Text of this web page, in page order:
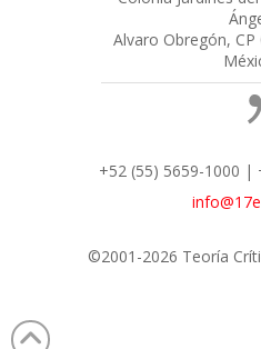
Alvaro Obregón, CP
+52 (55) 5659-1000 |
©2001-2026 Teoría